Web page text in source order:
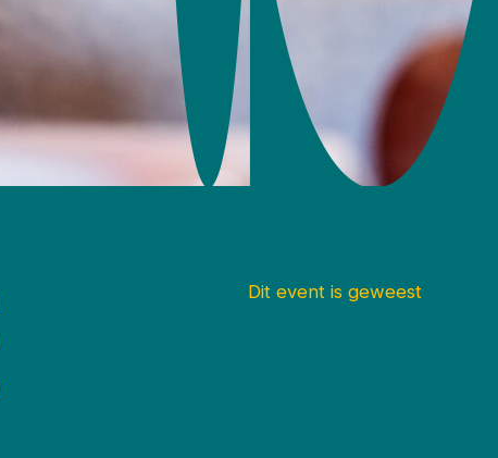
Dit event is geweest